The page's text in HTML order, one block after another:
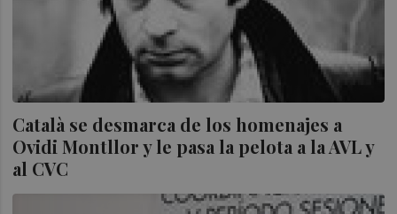
Català se desmarca de los homenajes a
Ovidi Montllor y le pasa la pelota a la AVL y
al CVC